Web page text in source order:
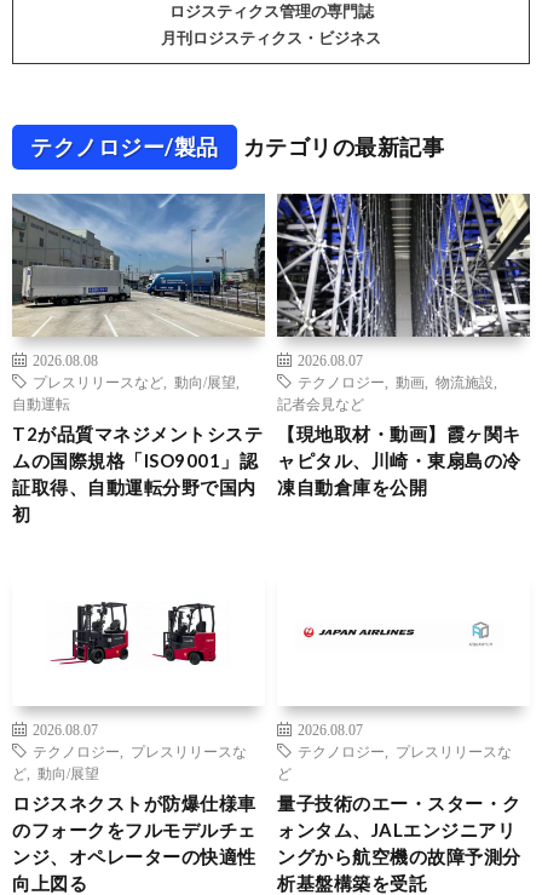
ロジスティクス管理の専門誌
月刊ロジスティクス・ビジネス
テクノロジー/製品 カテゴリの最新記事
2026.08.08
プレスリリースなど
動向/展望
自動運転
T2が品質マネジメントシステ
ムの国際規格「ISO9001」認
証取得、自動運転分野で国内
初
2026.08.07
テクノロジー
動画 物流施設
記者会見など
【現地取材・動画】霞ヶ関キ
ャピタル、川崎・東扇島の冷
凍自動倉庫を公開
2026.08.07
テクノロジー
プレスリリースな
ど
動向/展望
ロジスネクストが防爆仕様車
のフォークをフルモデルチェ
ンジ、オペレーターの快適性
向上図る
2026.08.07
テクノロジー
プレスリリースな
ど
量子技術のエー・スター・ク
ォンタム、JALエンジニアリ
ングから航空機の故障予測分
析基盤構築を受託